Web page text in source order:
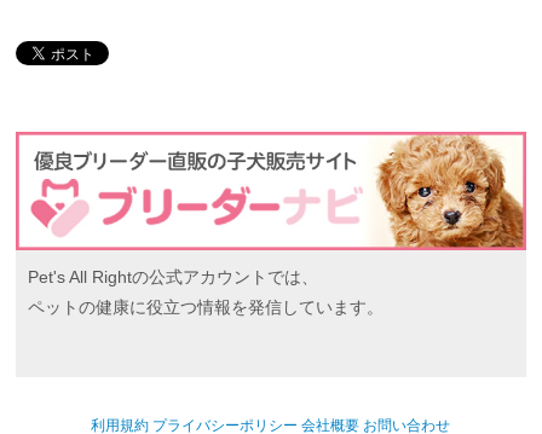
Pet's All Rightの公式アカウントでは、
ペットの健康に役立つ情報を発信しています。
利用規約 プライバシーポリシー 会社概要 お問い合わせ